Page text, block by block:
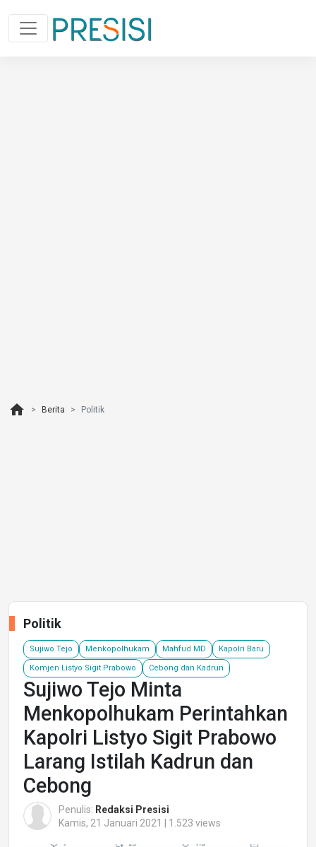
home Berita Politik
Politik
Sujiwo Tejo Menkopolhukam Mahfud MD Kapolri Baru
Komjen Listyo Sigit Prabowo Cebong dan Kadrun
Sujiwo Tejo Minta
Menkopolhukam Perintahkan
Kapolri Listyo Sigit Prabowo
Larang Istilah Kadrun dan
Cebong
Penulis: Redaksi Presisi
Kamis, 21 Januari 2021 | 1.523 views